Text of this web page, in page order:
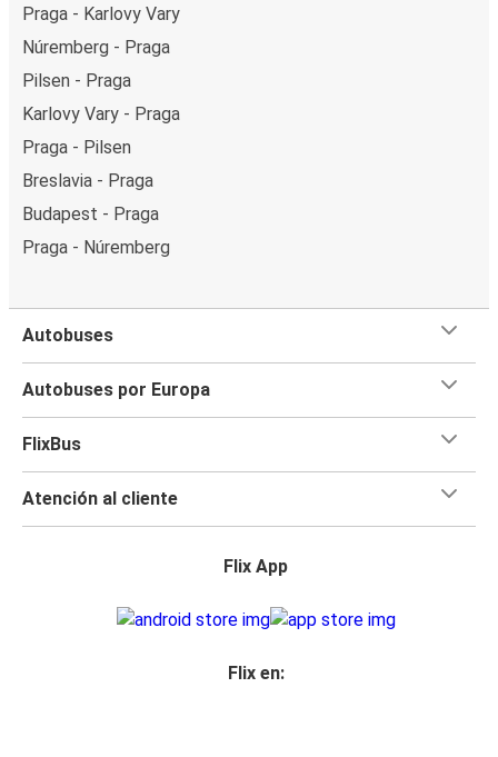
Praga - Karlovy Vary
Núremberg - Praga
Pilsen - Praga
Karlovy Vary - Praga
Praga - Pilsen
Breslavia - Praga
Budapest - Praga
Praga - Núremberg
Autobuses
Autobuses por Europa
FlixBus
Atención al cliente
Flix App
Flix en: